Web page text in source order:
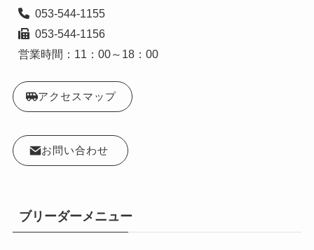
  053-544-1155
  053-544-1156
営業時間：11：00～18：00
アクセスマップ
お問い合わせ
ブリーダーメニュー